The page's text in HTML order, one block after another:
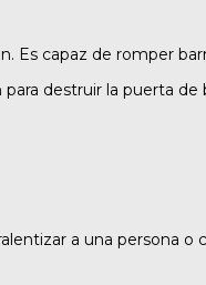
Es capaz de romper
destruir la puerta de
a una persona